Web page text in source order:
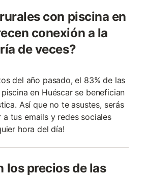
con piscina en
conexión a la
de veces?
del año pasado, el 83% de las
en Huéscar se benefician
Así que no te asustes, serás
tus emails y redes sociales
hora del día!
los precios de las